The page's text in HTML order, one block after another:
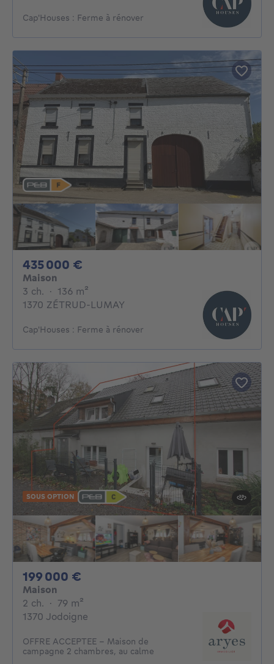
Cap'Houses : Ferme à rénover
435 000 €
Maison
3 ch. 3 chambres
· 136 m²
1370 ZÉTRUD-LUMAY
Cap'Houses : Ferme à rénover
SOUS OPTION
199 000 €
Maison
2 ch. 2 chambres
· 79 m²
1370 Jodoigne
OFFRE ACCEPTEE - Maison de
campagne 2 chambres, au calme